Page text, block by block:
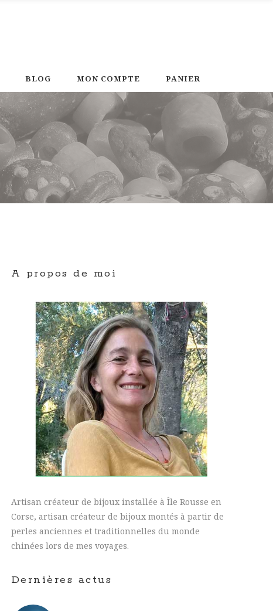
BLOG MON COMPTE PANIER
A propos de moi
Artisan créateur de bijoux installée à Île Rousse en
Corse, artisan créateur de bijoux montés à partir de
perles anciennes et traditionnelles du monde
chinées lors de mes voyages.
Dernières actus